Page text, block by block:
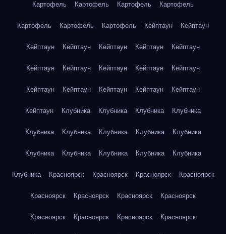
Картофель Картофель Картофель Картофель
Картофель Картофель Картофель Кейптаун Кейптаун
Кейптаун Кейптаун Кейптаун Кейптаун Кейптаун
Кейптаун Кейптаун Кейптаун Кейптаун Кейптаун
Кейптаун Кейптаун Кейптаун Кейптаун Кейптаун
Кейптаун Клубника Клубника Клубника Клубника
Клубника Клубника Клубника Клубника Клубника
Клубника Клубника Клубника Клубника Клубника
Клубника Красноярск Красноярск Красноярск Красноярск
Красноярск Красноярск Красноярск Красноярск
Красноярск Красноярск Красноярск Красноярск